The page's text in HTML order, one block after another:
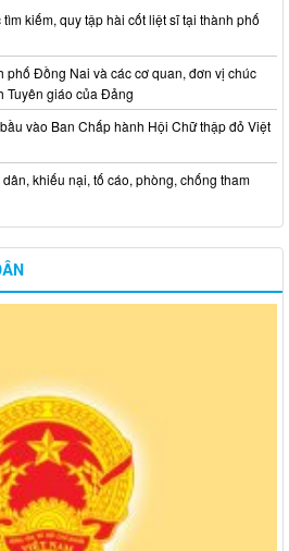
kiếm, quy tập hài cốt liệt sĩ tại thành phố
phố Đồng Nai và các cơ quan, đơn vị chúc
Tuyên giáo của Đảng
vào Ban Chấp hành Hội Chữ thập đỏ Việt
khiếu nại, tố cáo, phòng, chống tham